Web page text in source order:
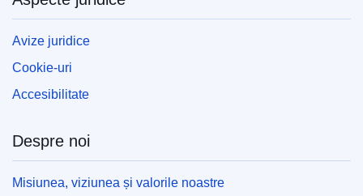
Avize juridice
Cookie-uri
Accesibilitate
Despre noi
Misiunea, viziunea și valorile noastre